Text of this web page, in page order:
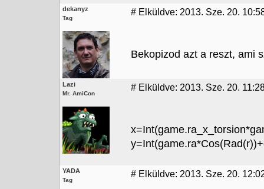
dekanyz
Tag
# Elküldve: 2013. Sze. 20.
Bekopizod azt a reszt, ami
Lazi
Mr. AmiCon
# Elküldve: 2013. Sze. 20.
YADA
Tag
# Elküldve: 2013. Sze. 20.